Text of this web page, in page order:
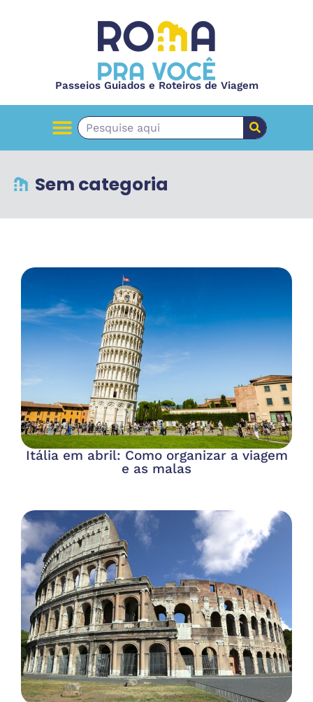
Passeios Guiados e Roteiros de Viagem
Sem categoria
Itália em abril: Como organizar a viagem
e as malas